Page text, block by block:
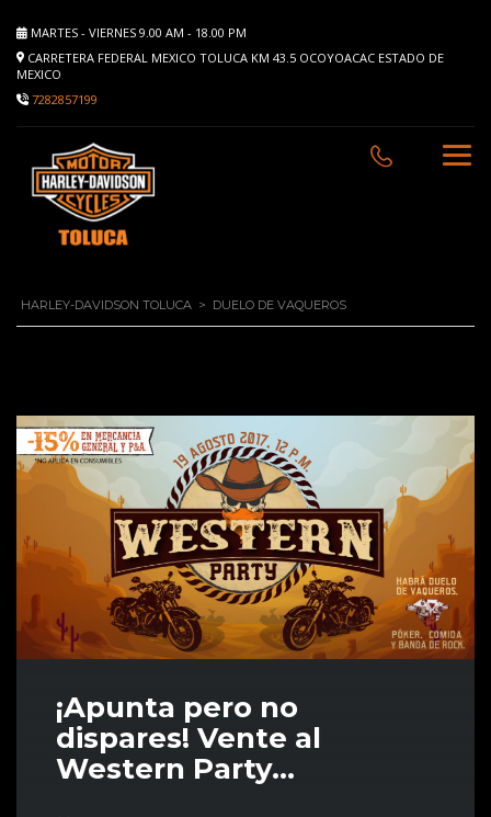
MARTES - VIERNES 9.00 AM - 18.00 PM
CARRETERA FEDERAL MEXICO TOLUCA KM 43.5 OCOYOACAC ESTADO DE
MEXICO
7282857199
HARLEY-DAVIDSON TOLUCA > DUELO DE VAQUEROS
¡Apunta pero no
dispares! Vente al
Western Party…